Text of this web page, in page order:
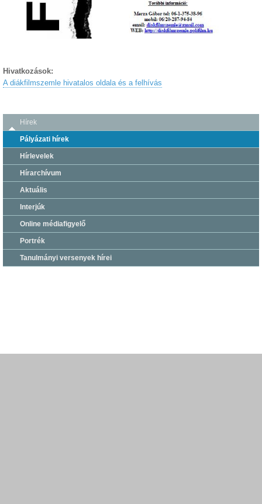
Hivatkozások:
A diákfilmszemle hivatalos oldala és a felhívás
Hírek
Pályázati hírek
Hírlevelek
Hírarchívum
Aktuális
Interjúk
Online médiafigyelő
Portrék
Tanulmányi versenyek hírei